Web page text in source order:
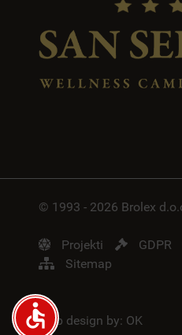
© 1993 - 2026 Brolex
Projekti GDPR
Sitemap
Web design by: OK
accessible